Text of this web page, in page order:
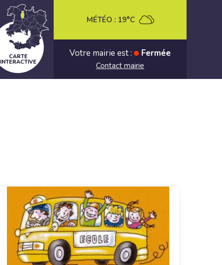
CARTE
INTERACTIVE
MÉTÉO : 19°C
Votre mairie est : Fermée
Contact mairie